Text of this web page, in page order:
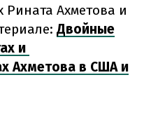
Рината Ахметова и
Двойные
и
Ахметова в США и